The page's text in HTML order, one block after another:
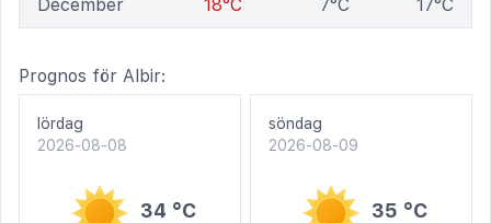
December 18°C 7°C 17°C
Prognos för Albir:
lördag
2026-08-08
34 °C
söndag
2026-08-09
35 °C